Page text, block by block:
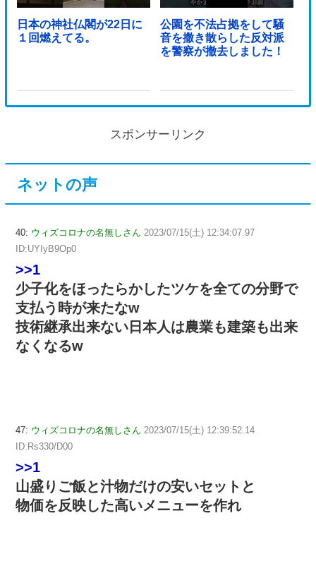
日本の神社仏閣が22日に
１回燃えてる。
公園を不法占拠をして騒
音を撒き散らした反対派
を警察が撤去しました！
スポンサーリンク
ネットの声
40: ウィズコロナの名無しさん 2023/07/15(土) 12:34:07.97
ID:UYIyB9Op0
>>1
少子化をほったらかしたツケを全ての分野で
支払う時が来たなw
技術継承出来ない日本人は農業も建築も出来
なくなるw
47: ウィズコロナの名無しさん 2023/07/15(土) 12:39:52.14
ID:Rs330/D00
>>1
山盛りご飯と汁物だけの安いセットと
物価を反映した高いメニューを作れ